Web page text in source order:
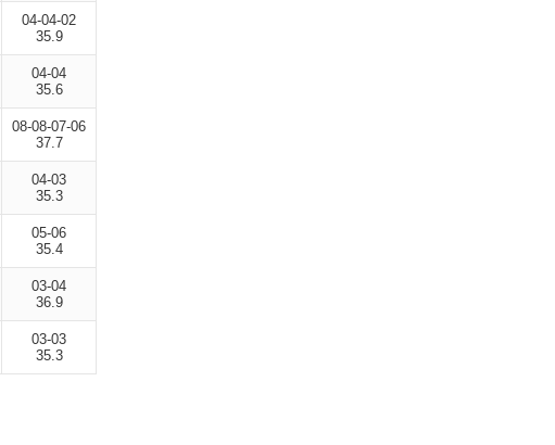
04-04-02
35.9
04-04
35.6
08-08-07-06
37.7
04-03
35.3
05-06
35.4
03-04
36.9
03-03
35.3